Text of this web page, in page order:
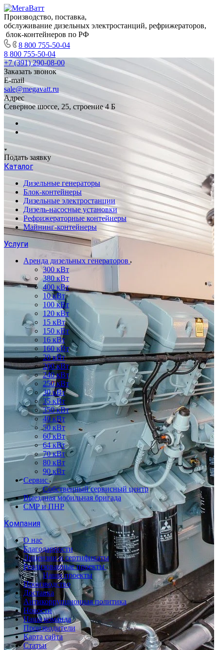
Производство, поставка,
обслуживание дизельных электростанций, рефрижераторов,
блок-контейнеров по РФ
8 800 755-50-04
8 800 755-50-04
+7 (391) 290-08-00
Заказать звонок
E-mail
sale@megavatt.ru
Адрес
Северное шоссе, 25, строение 4 Б
Подать заявку
Каталог
Дизельные генераторы
Блок-контейнеры
Дизельные электростанции
Дизель-насосные установки
Рефрижераторные контейнеры
Майнинг-контейнеры
Услуги
Аренда дизельных генераторов
300 кВт
380 кВт
400 кВт
10 кВт
100 кВт
120 кВт
15 кВт
150 кВт
16 кВт
160 кВт
20 кВт
200 кВт
240 кВт
250 кВт
30 кВт
35 кВт
350 кВт
40 кВт
50 кВт
60 кВт
64 кВт
70 кВт
80 кВт
90 кВт
Сервис
Собственный сервисный центр
Выездная мобильная бригада
СМР и ПНР
Компания
О нас
Благодарности
Лицензии и сертификаты
Реализованные проекты
Наши проекты
Производство
Доставка
Антикоррупционная политика
Новости
Наша команда
Производители
Карта сайта
Статьи